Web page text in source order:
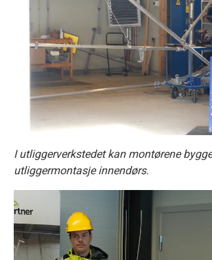
I utliggerverkstedet kan montørene
utliggermontasje innendørs.